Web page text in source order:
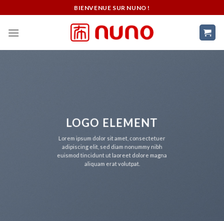
to
content
BIENVENUE SUR NUNO !
LOGO ELEMENT
Lorem ipsum dolor sit amet, consectetuer
adipiscing elit, sed diam nonummy nibh
euismod tincidunt ut laoreet dolore magna
aliquam erat volutpat.